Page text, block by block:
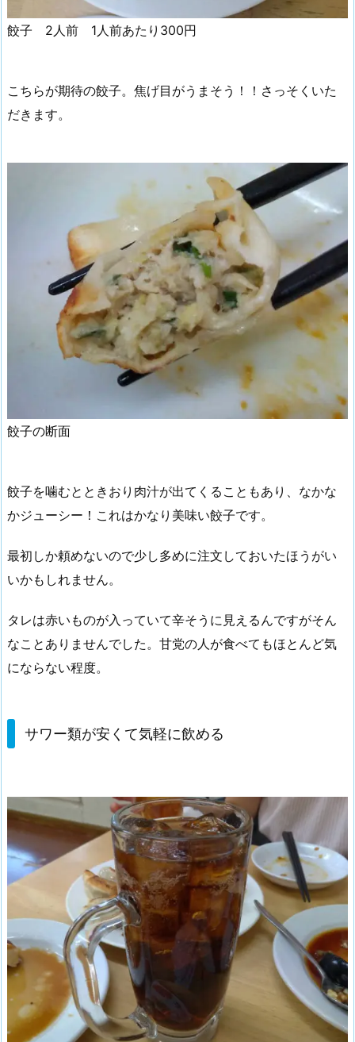
餃子 2人前 1人前あたり300円
こちらが期待の餃子。焦げ目がうまそう！！さっそくいた
だきます。
餃子の断面
餃子を噛むとときおり肉汁が出てくることもあり、なかな
かジューシー！これはかなり美味い餃子です。
最初しか頼めないので少し多めに注文しておいたほうがい
いかもしれません。
タレは赤いものが入っていて辛そうに見えるんですがそん
なことありませんでした。甘党の人が食べてもほとんど気
にならない程度。
サワー類が安くて気軽に飲める